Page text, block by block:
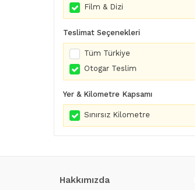
Film & Dizi
Teslimat Seçenekleri
Tüm Türkiye
Otogar Teslim
Yer & Kilometre Kapsamı
Sınırsız Kilometre
Hakkımızda